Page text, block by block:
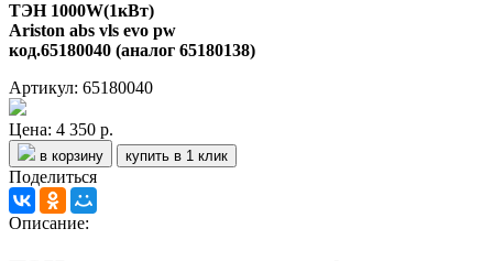
ТЭН 1000W(1кВт)
Ariston abs vls evo pw
код.65180040 (аналог 65180138)
Артикул: 65180040
Цена: 4 350 р.
в корзину купить в 1 клик
Поделиться
Описание: